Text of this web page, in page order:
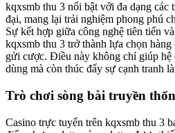
kqxsmb thu 3 nổi bật với đa dạng các
đại, mang lại trải nghiệm phong phú
Sự kết hợp giữa công nghệ tiên tiến
kqxsmb thu 3 trở thành lựa chọn hàng
gửi cược. Điều này không chỉ giúp hệ
dùng mà còn thúc đẩy sự cạnh tranh
Trò chơi sòng bài truyền
Casino trực tuyến trên kqxsmb thu 3